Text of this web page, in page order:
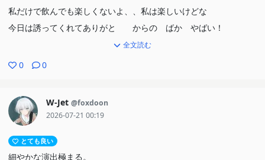
私だけで飲んでも楽しくないよ、、私は楽しいけどな
今日は誘ってくれてありがと からの ばか やばい！
視線逸らしながら 友達、やめていい？友達やめよは本当に良い
織姫と彦星ですかなんですかそれ。川に入るのは8話ラストとの繋
がりか。
最後完全に晴れてよかったね
全文読む
0 0
W-Jet @foxdoon
2026-07-21 00:19
とても良い
細やかな演出極まる。